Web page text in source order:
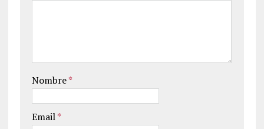
Nombre*
Email*